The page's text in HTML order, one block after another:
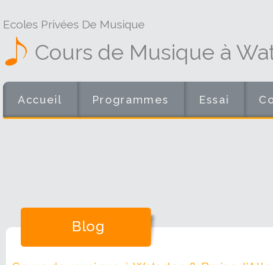
Ecoles Privées De Musique
Cours de Musique à
Accueil Programmes Essai
Blog